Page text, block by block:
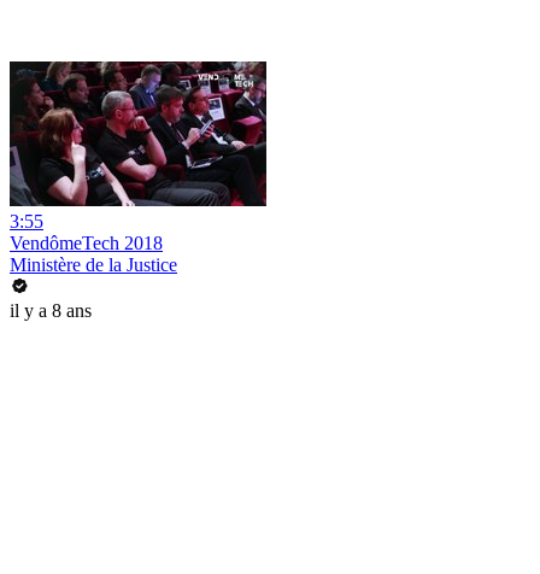
3:55
VendômeTech 2018
Ministère de la Justice
il y a 8 ans